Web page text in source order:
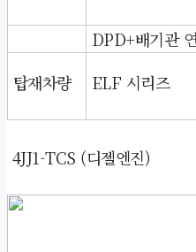
DPD+배기관
탑재차량 ELF 시리즈
4JJ1-TCS (디젤엔진)